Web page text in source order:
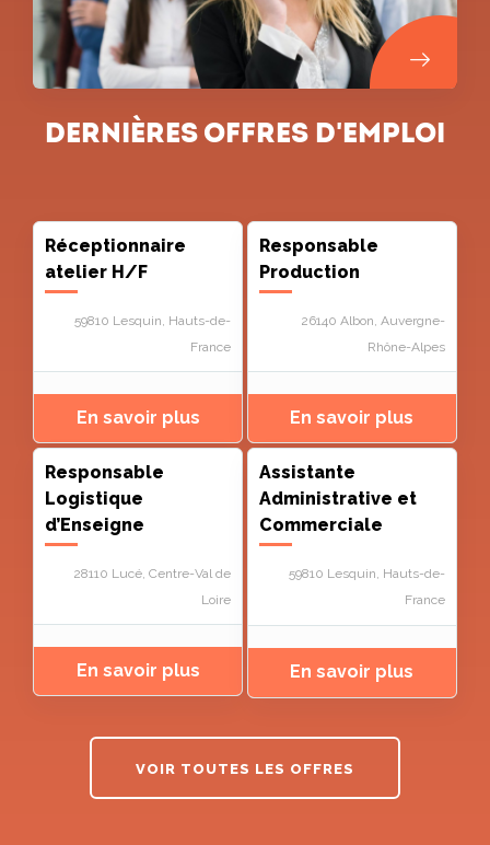
Dernières offres d'emploi
Réceptionnaire
atelier H/F
59810 Lesquin, Hauts-de-
France
Responsable
Production
26140 Albon, Auvergne-
Rhône-Alpes
Responsable
Logistique
d’Enseigne
28110 Lucé, Centre-Val de
Loire
Assistante
Administrative et
Commerciale
59810 Lesquin, Hauts-de-
France
VOIR TOUTES LES OFFRES